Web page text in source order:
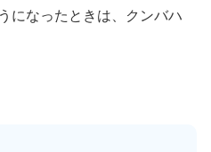
になったときは、クンバハ